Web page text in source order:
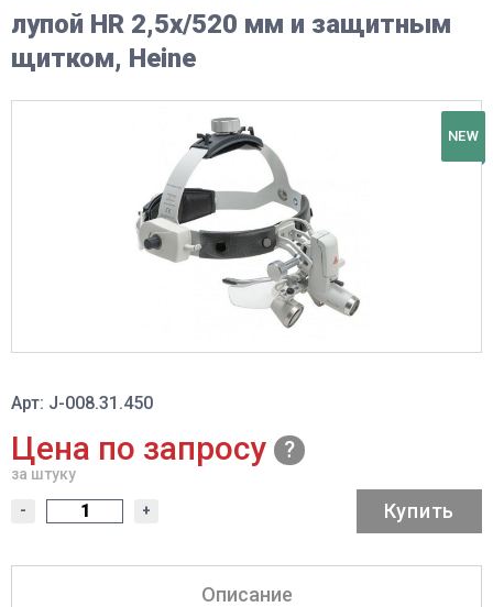
лупой HR 2,5х/520 мм и защитным
щитком, Heine
NEW
Арт: J-008.31.450
Цена по запросу
за штуку
- + Купить
Описание